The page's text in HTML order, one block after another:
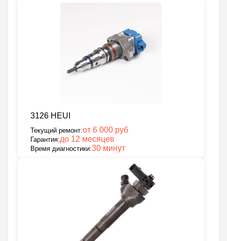
3126 HEUI
Текущий ремонт:от 6 000 руб
Гарантия:до 12 месяцев
Время диагностики:30 минут